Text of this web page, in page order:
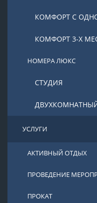
КОМФОРТ С
КОМФОРТ 3-Х
НОМЕРА ЛЮКС
СТУДИЯ
УСЛУГИ
АКТИВНЫЙ ОТДЫХ
ПРОВЕДЕНИЕ
ПРОКАТ